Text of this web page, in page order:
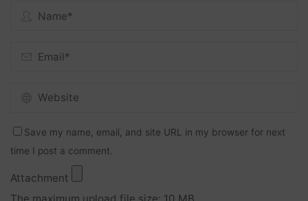
Save my name, email, and site URL in my browser for next
time I post a comment.
Attachment